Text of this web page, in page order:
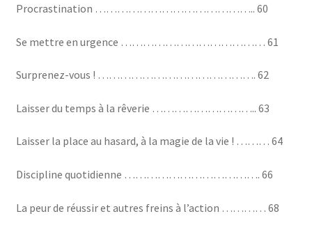
Procrastination …………………………………….. 60
Se mettre en urgence ………………………………… 61
Surprenez-vous ! ……………………………………. 62
Laisser du temps à la rêverie ……………………….. 63
Laisser la place au hasard, à la magie de la vie ! ……… 64
Discipline quotidienne ………………………………. 66
La peur de réussir et autres freins à l’action ………… 68